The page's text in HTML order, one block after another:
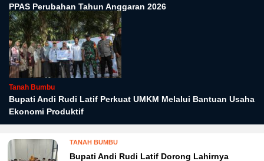
PPAS Perubahan Tahun Anggaran 2026
Tanah Bumbu
Bupati Andi Rudi Latif Perkuat UMKM Melalui Bantuan Usaha
Ekonomi Produktif
TANAH BUMBU
Bupati Andi Rudi Latif Dorong Lahirnya